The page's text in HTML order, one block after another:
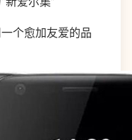
个愈加友爱的品